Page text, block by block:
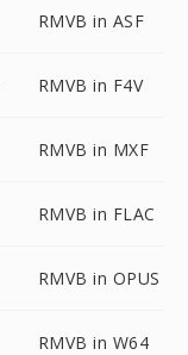
RMVB in ASF
RMVB in F4V
RMVB in MXF
RMVB in FLAC
RMVB in OPUS
RMVB in W64